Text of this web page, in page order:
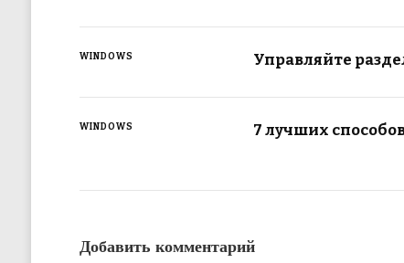
WINDOWS Управляйте
WINDOWS 7 лучших
Добавить комментарий